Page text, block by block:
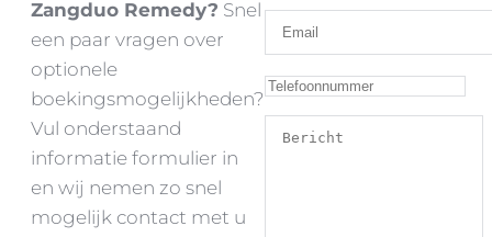
Zangduo Remedy? Snel
een paar vragen over
optionele
boekingsmogelijkheden?
Vul onderstaand
informatie formulier in
en wij nemen zo snel
mogelijk contact met u